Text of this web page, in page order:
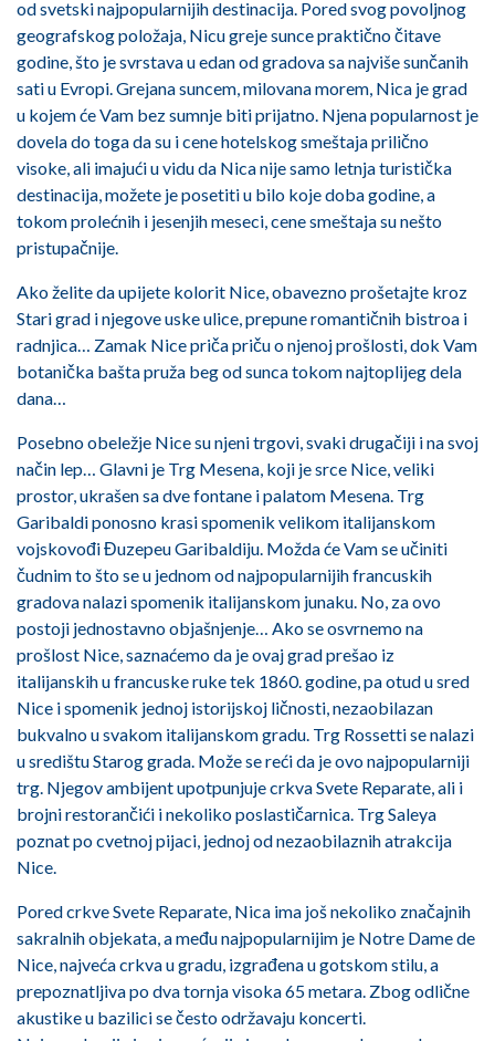
od svetski najpopularnijih destinacija. Pored svog povoljnog
geografskog položaja, Nicu greje sunce praktično čitave
godine, što je svrstava u edan od gradova sa najviše sunčanih
sati u Evropi. Grejana suncem, milovana morem, Nica je grad
u kojem će Vam bez sumnje biti prijatno. Njena popularnost je
dovela do toga da su i cene hotelskog smeštaja prilično
visoke, ali imajući u vidu da Nica nije samo letnja turistička
destinacija, možete je posetiti u bilo koje doba godine, a
tokom prolećnih i jesenjih meseci, cene smeštaja su nešto
pristupačnije.
Ako želite da upijete kolorit Nice, obavezno prošetajte kroz
Stari grad i njegove uske ulice, prepune romantičnih bistroa i
radnjica… Zamak Nice priča priču o njenoj prošlosti, dok Vam
botanička bašta pruža beg od sunca tokom najtoplijeg dela
dana…
Posebno obeležje Nice su njeni trgovi, svaki drugačiji i na svoj
način lep… Glavni je Trg Mesena, koji je srce Nice, veliki
prostor, ukrašen sa dve fontane i palatom Mesena. Trg
Garibaldi ponosno krasi spomenik velikom italijanskom
vojskovođi Đuzepeu Garibaldiju. Možda će Vam se učiniti
čudnim to što se u jednom od najpopularnijih francuskih
gradova nalazi spomenik italijanskom junaku. No, za ovo
postoji jednostavno objašnjenje… Ako se osvrnemo na
prošlost Nice, saznaćemo da je ovaj grad prešao iz
italijanskih u francuske ruke tek 1860. godine, pa otud u sred
Nice i spomenik jednoj istorijskoj ličnosti, nezaobilazan
bukvalno u svakom italijanskom gradu. Trg Rossetti se nalazi
u središtu Starog grada. Može se reći da je ovo najpopularniji
trg. Njegov ambijent upotpunjuje crkva Svete Reparate, ali i
brojni restorančići i nekoliko poslastičarnica. Trg Saleya
poznat po cvetnoj pijaci, jednoj od nezaobilaznih atrakcija
Nice.
Pored crkve Svete Reparate, Nica ima još nekoliko značajnih
sakralnih objekata, a među najpopularnijim je Notre Dame de
Nice, najveća crkva u gradu, izgrađena u gotskom stilu, a
prepoznatljiva po dva tornja visoka 65 metara. Zbog odlične
akustike u bazilici se često održavaju koncerti.